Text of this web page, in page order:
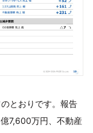
とおりです。報告
7,600万円、不動産